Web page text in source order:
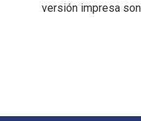
versión impresa